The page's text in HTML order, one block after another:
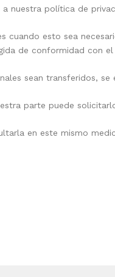
nuestra política de
esto sea
de conformidad con
sean transferidos,
parte puede
en este mismo